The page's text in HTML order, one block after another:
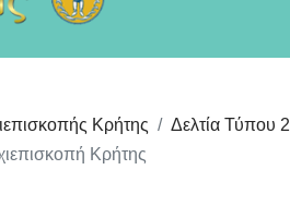
Κρήτης
Δελτία Τύπου
Κρήτης